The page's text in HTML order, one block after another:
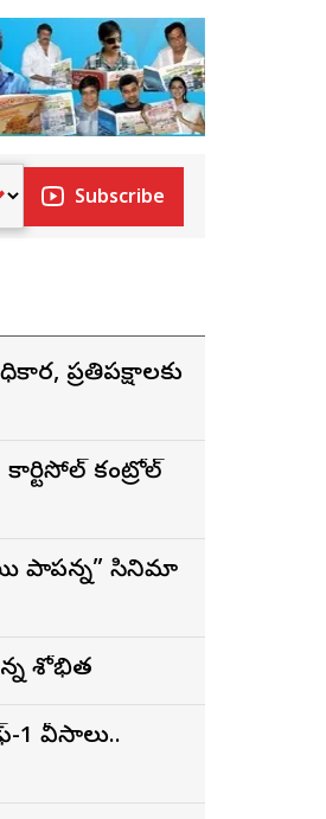
Subscribe
ప్రతిపక్షాలకు
కంట్రోల్
పాపన్న” సినిమా
శోభిత
1 వీసాలు..